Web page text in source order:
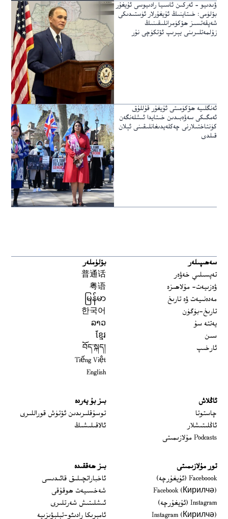
ۋىدىيو – ئەركىن ئاسىيا رادىيوسى ئۇيغۇر
بۆلۈمى: خىتاينىڭ ئۇيغۇرلار ئۈستىدىكى
شەپقەتسىز ھۆكۈمرانلىقىنىڭ
زۇلمەتلىرىنى يېرىپ ئۆتكۈچى نۇر
ئەنگلىيە ھۆكۈمىتى ئۇيغۇر قۇللۇق
ئەمگىكى سەۋەبىدىن خىتايدا ئىشلەنگەن
كۈنتاختىلارنى چەكلەيدىغانلىقىنى ئېلان
قىلدى
سەھىپىلەر
تەپسىلىي خەۋەر
ۋەزىيەت- مۇلاھىزە
مەدەنىيەت ۋە تارىخ
تارىخ-بۈگۈن
يەتتە سۇ
سىن
ئارخىپ
بۆلۈملەر
普通话
粤语
မြန်မာ
한국어
ລາວ
ខ្មែរ
བོད་སྐད།
Tiếng Việt
English
ئاڭلاش
چاستوتا
ئاڭلىتىشلار
Podcasts مۇلازىمىتى
بىز بۇ يەردە
توسۇقلىرىدىن ئۆتۈش قوراللىرى
ئالاقىلىشىڭ
تور مۇلازىمىتى
Faceboook (ئۇيغۇرچە)
Opens in new window
Facebook (Кирилчә)
Opens in new window
Instagram (ئۇيغۇرچە)
Opens in new window
Instagram (Кирилчә)
Opens in new window
بىز ھەققىدە
ئاخباراتچىلىق قائىدىسى
شەخسىيەت ھوقۇقى
ئىشلىتىش شەرتلىرى
ئامېرىكا رادىئو-تېلېۋىزىيە